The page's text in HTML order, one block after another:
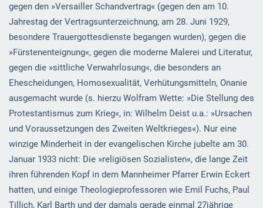
gegen den »Versailler Schandvertrag« (gegen den am 10.
Jahrestag der Vertragsunterzeichnung, am 28. Juni 1929,
besondere Trauergottesdienste begangen wurden), gegen die
»Fürstenenteignung«, gegen die moderne Malerei und Literatur,
gegen die »sittliche Verwahrlosung«, die besonders an
Ehescheidungen, Homosexualität, Verhütungsmitteln, Onanie
ausgemacht wurde (s. hierzu Wolfram Wette: »Die Stellung des
Protestantismus zum Krieg«, in: Wilhelm Deist u.a.: »Ursachen
und Voraussetzungen des Zweiten Weltkrieges«). Nur eine
winzige Minderheit in der evangelischen Kirche jubelte am 30.
Januar 1933 nicht: Die »religiösen Sozialisten«, die lange Zeit
ihren führenden Kopf in dem Mannheimer Pfarrer Erwin Eckert
hatten, und einige Theologieprofessoren wie Emil Fuchs, Paul
Tillich, Karl Barth und der damals gerade einmal 27jährige